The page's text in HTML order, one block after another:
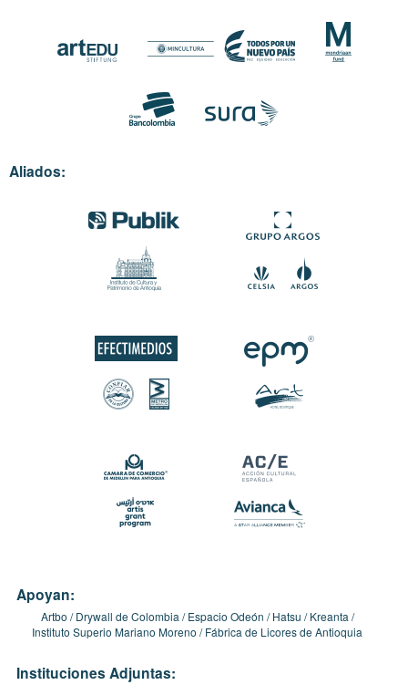
Aliados:
Apoyan:
Artbo Drywall de Colombia Espacio Odeón Hatsu
Kreanta
Instituto Superio Mariano Moreno
Fábrica de Licores de Antioquia
Instituciones Adjuntas: